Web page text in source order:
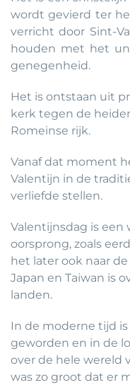
wordt gevierd ter
verricht door Sint-
houden met het
genegenheid.
Het is ontstaan uit
kerk tegen de
Romeinse rijk.
Vanaf dat moment
Valentijn in de
verliefde stellen.
Valentijnsdag is een
oorsprong, zoals
het later ook naar
Japan en Taiwan is
landen.
In de moderne tijd
geworden en in de
over de hele wereld
was zo groot dat er